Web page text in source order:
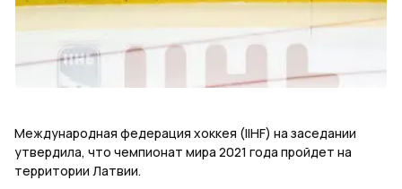
Международная федерация хоккея (IIHF) на заседании
утвердила, что чемпионат мира 2021 года пройдет на
территории Латвии.